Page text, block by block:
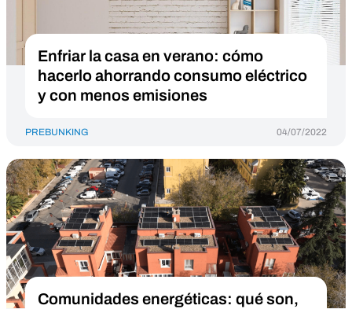
Enfriar la casa en verano: cómo
hacerlo ahorrando consumo eléctrico
y con menos emisiones
PREBUNKING 04/07/2022
Comunidades energéticas: qué son,